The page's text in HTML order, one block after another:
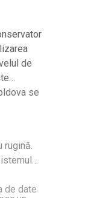
de
se
de date